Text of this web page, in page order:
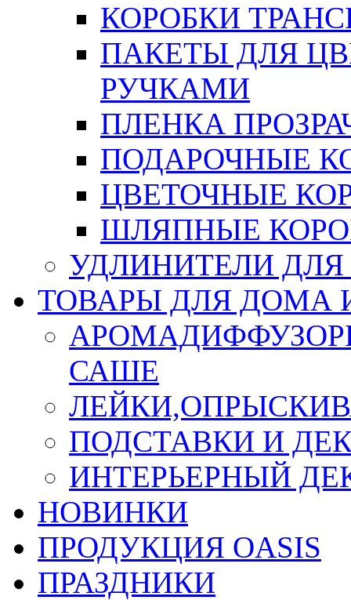
КОРОБКИ
ПАКЕТЫ ДЛЯ
РУЧКАМИ
ПЛЕНКА
ПОДАРОЧНЫЕ
ЦВЕТОЧНЫЕ
ШЛЯПНЫЕ
УДЛИНИТЕЛИ
ТОВАРЫ ДЛЯ ДОМА
САШЕ
ПОДСТАВКИ И
ИНТЕРЬЕРНЫЙ
НОВИНКИ
ПРОДУКЦИЯ OASIS
ПРАЗДНИКИ